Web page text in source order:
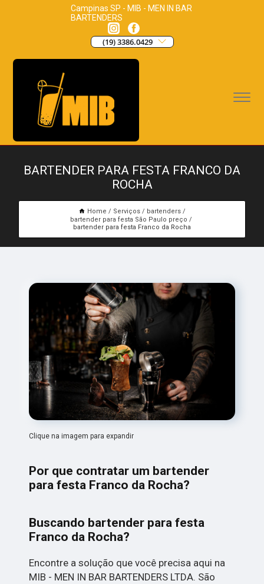
Campinas SP - MIB - MEN IN BAR
BARTENDERS
(19) 3386.0429
BARTENDER PARA FESTA FRANCO DA
ROCHA
Home Serviços
bartenders
bartender para festa São Paulo preço
bartender para festa Franco da Rocha
Clique na imagem para expandir
Por que contratar um bartender
para festa Franco da Rocha?
Buscando bartender para festa
Franco da Rocha?
Encontre a solução que você precisa aqui na
MIB - MEN IN BAR BARTENDERS LTDA. São